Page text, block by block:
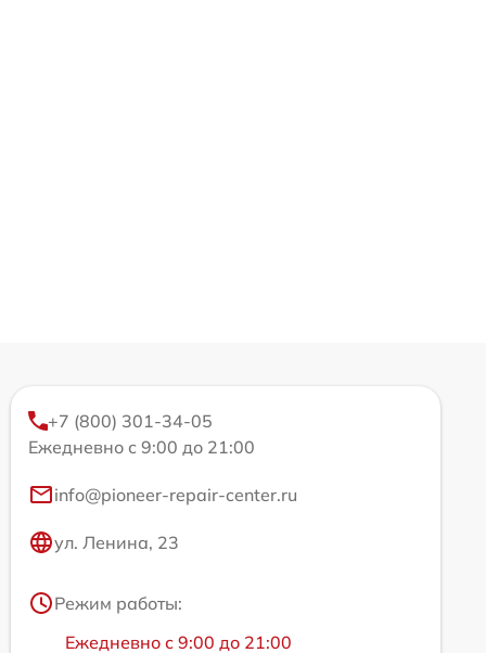
+7 (800) 301-34-05
Ежедневно с 9:00 до 21:00
info@pioneer-repair-center.ru
ул. Ленина, 23
Режим работы:
Ежедневно с 9:00 до 21:00